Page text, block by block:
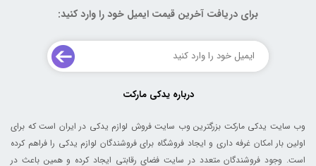
برای دریافت آخرین قیمت ایمیل خود را وارد کنید:
درباره یدکی مارکت
وب سایت یدکی مارکت بزرگترین وب سایت فروش لوازم یدکی در ایران است که برای
اولین بار امکان غرفه داری و ایجاد فروشگاه برای فروشندگان لوازم یدکی را فراهم کرده
است. وجود فروشندگان متعدد در سایت فضای رقابتی ایجاد کرده و همین باعث در